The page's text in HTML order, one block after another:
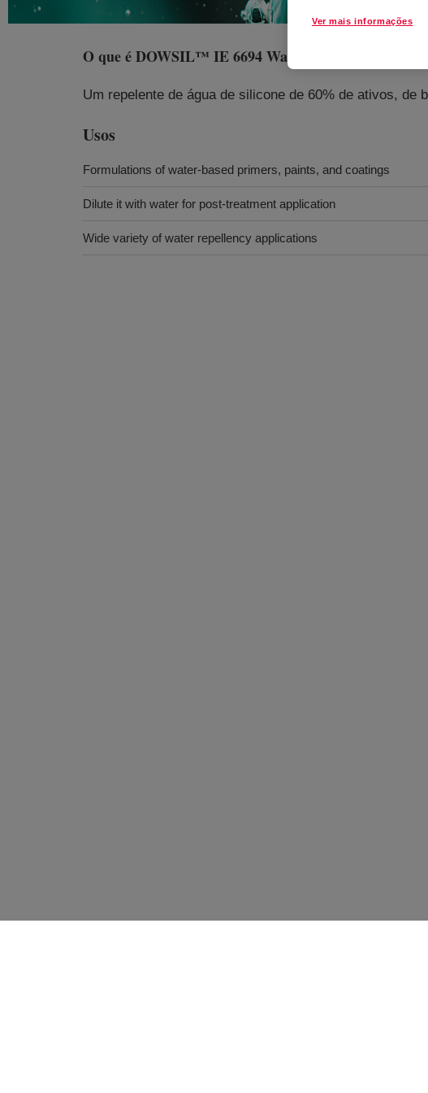
O que éDOWSIL™ IE 6694 Water Repellent
Um repelente de água de silicone de 60% de ativos,
Usos
Formulations of water-based primers, paints, and coatings
Dilute it with water for post-treatment application
Wide variety of water repellency applications
Ver mais informações